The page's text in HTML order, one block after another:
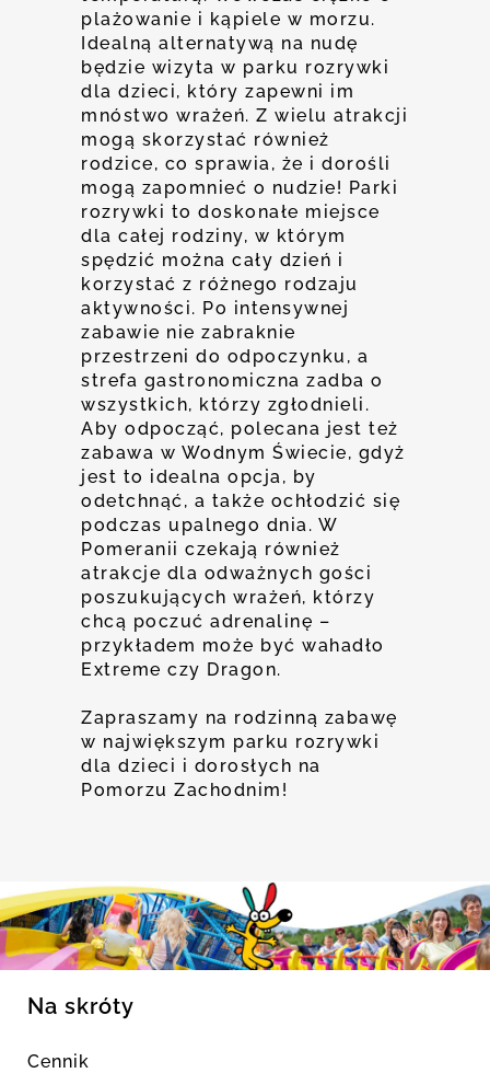
plażowanie i kąpiele w morzu.
Idealną alternatywą na nudę
będzie wizyta w parku rozrywki
dla dzieci, który zapewni im
mnóstwo wrażeń. Z wielu atrakcji
mogą skorzystać również
rodzice, co sprawia, że i dorośli
mogą zapomnieć o nudzie! Parki
rozrywki to doskonałe miejsce
dla całej rodziny, w którym
spędzić można cały dzień i
korzystać z różnego rodzaju
aktywności. Po intensywnej
zabawie nie zabraknie
przestrzeni do odpoczynku, a
strefa gastronomiczna zadba o
wszystkich, którzy zgłodnieli.
Aby odpocząć, polecana jest też
zabawa w Wodnym Świecie, gdyż
jest to idealna opcja, by
odetchnąć, a także ochłodzić się
podczas upalnego dnia. W
Pomeranii czekają również
atrakcje dla odważnych gości
poszukujących wrażeń, którzy
chcą poczuć adrenalinę –
przykładem może być wahadło
Extreme czy Dragon.
Zapraszamy na rodzinną zabawę
w największym parku rozrywki
dla dzieci i dorosłych na
Pomorzu Zachodnim!
Na skróty
Cennik